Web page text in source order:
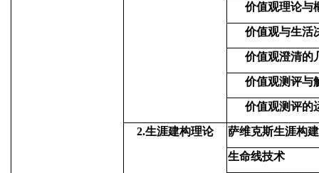
价值观理论与
价值观与生活
价值观澄清的
价值观测评与
价值观测评的
2.生涯建构理论 萨维克斯生涯构
生命线技术